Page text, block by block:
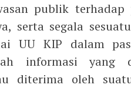
publik terhadap
serta segala
UU KIP dalam
informasi yang
diterima oleh